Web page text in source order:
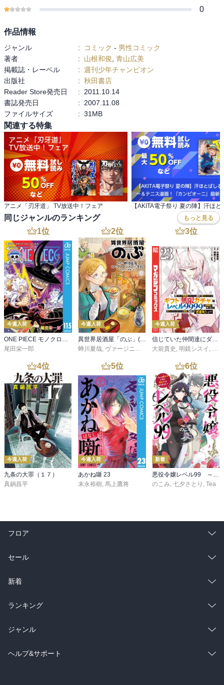
0
作品情報
ジャンル : コミック - 男性コミック
著者
: 山根和俊 青山広美
掲載誌・レーベル
: 週刊少年チャンピオン
出版社
: 秋田書店
Reader Store発売日
:
2011.10.14
書誌発売日
:
2007.11.08
ファイルサイズ
: 31MB
関連する特集
アニメ「刃牙道」 TV放送中！フェア
同じジャンルのランキング もっと見る
1位
今週入荷
ONE PIECE モノクロ版 115
尾田栄一郎
2位
今週入荷
異世界居酒屋「のぶ」(22)
蝉川夏哉, ヴァージニア二等兵 ,転
3位
今週入荷
信じていた仲間達にダンジョン奥地で殺されかけたがギフト『無限ガチャ』でレベル９９９９の仲間達を手に入れて元パーティーメンバーと世界に復讐＆『ざまぁ！』します！（２３）
大前貴史 , 明鏡シスイ , ｔ
4位
今週入荷
九条の大罪（１７）
真鍋昌平
5位
今週入荷
あかね噺 23
末永裕樹 馬上鷹将
6位
新着
のこみ 七夕さとり Tea
フロア
総合
ラノベ
雑誌・グラビア
BL・TL
セール
総合
ラノベ
雑誌・グラビア
BL・TL
新着
総合
ラノベ
雑誌・グラビア
ランキング
総合
ラノベ
ジャンル
コミック
ヘルプ&サポート